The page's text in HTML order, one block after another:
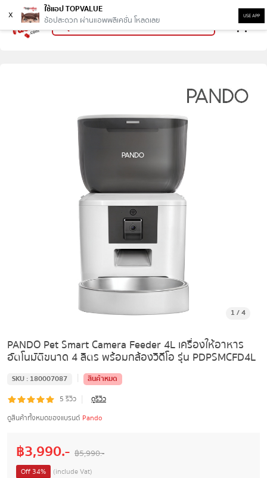
x
ใช้แอป TOPVALUE
ช้อปสะดวก ผ่านแอพพลิเคชั่น โหลดเลย
USE APP
1 /4
PANDO Pet Smart Camera Feeder 4L เครื่องให้อาหาร
อัตโนมัติขนาด 4 ลิตร พร้อมกล้องวิดีโอ รุ่น PDPSMCFD4L
SKU : 180007087 |
สินค้าหมด
5 รีวิว |
ดูรีวิว
ดูสินค้าทั้งหมดของแบรนด์ Pando
฿3,990.- ฿5,990.-
Off 34% (include Vat)